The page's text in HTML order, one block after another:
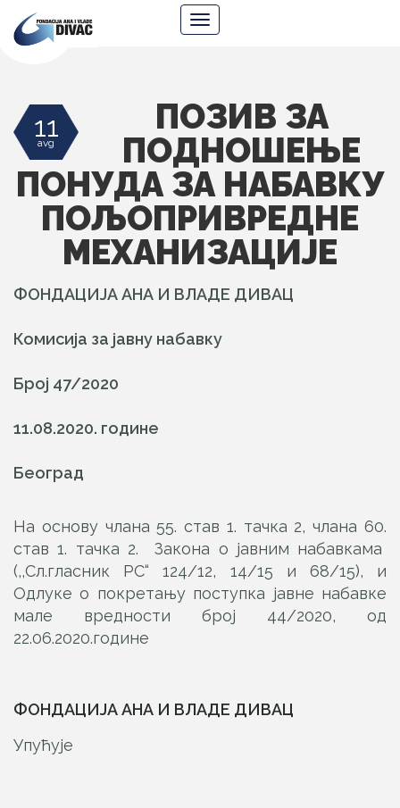
Ana
Navigacija
11
avg
ПОЗИВ ЗА
ПОДНОШЕЊЕ
ПОНУДА ЗА НАБАВКУ
ПОЉОПРИВРЕДНЕ
МЕХАНИЗАЦИЈЕ
ФОНДАЦИЈА АНА И ВЛАДЕ ДИВАЦ
Комисија за јавну набавку
Број 47/2020
11.08.2020. године
Београд
На основу члана 55. став 1. тачка 2, члана 60.
став 1. тачка 2. Закона о јавним набавкама
(,,Сл.гласник РС“ 124/12, 14/15 и 68/15), и
Одлуке о покретању поступка јавне набавке
мале вредности број 44/2020, од
22.06.2020.године
ФОНДАЦИЈА АНА И ВЛАДЕ ДИВАЦ
Упућује